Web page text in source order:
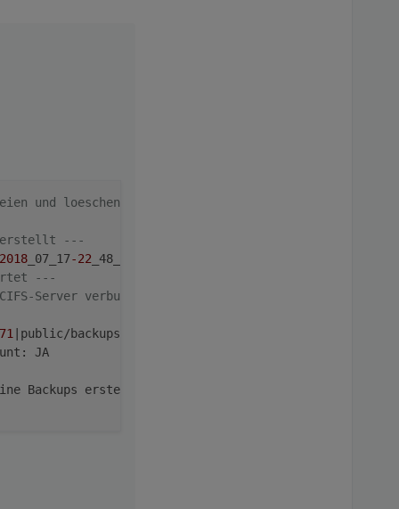
und loeschen erfolgreich ---
erstellt ---
2018 _07_17-22 _48_12_backupiobroker.tar.gz
---
Server verbunden ---
|public/backups|User|Passwort||||CIFS||||||